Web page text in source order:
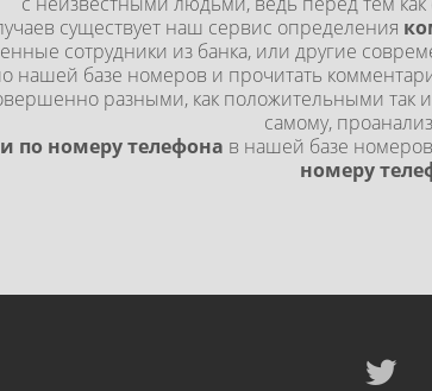
существует наш сервис определения
сотрудники из банка, или другие
нашей базе номеров и прочитать
разными, как положительными
самому,
по номеру телефона в нашей базе
номеру